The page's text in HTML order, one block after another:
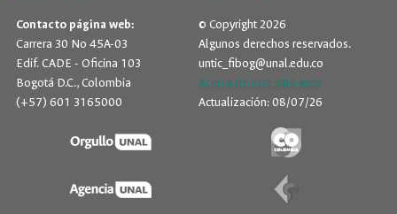
Contacto página web:
Carrera 30 No 45A-03
Edif. CADE - Oficina 103
Bogotá D.C., Colombia
(+57) 601 3165000
© Copyright 2026
Algunos derechos reservados.
untic_fibog@unal.edu.co
Acerca de este sitio web
Actualización: 08/07/26